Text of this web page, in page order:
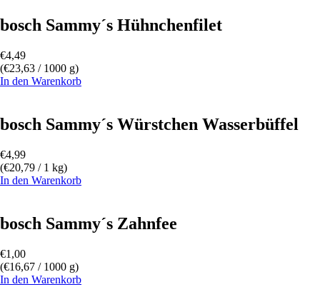
bosch Sammy´s Hühnchenfilet
€4,49
(€23,63 / 1000 g)
In den Warenkorb
bosch Sammy´s Würstchen Wasserbüffel
€4,99
(€20,79 / 1 kg)
In den Warenkorb
bosch Sammy´s Zahnfee
€1,00
(€16,67 / 1000 g)
In den Warenkorb